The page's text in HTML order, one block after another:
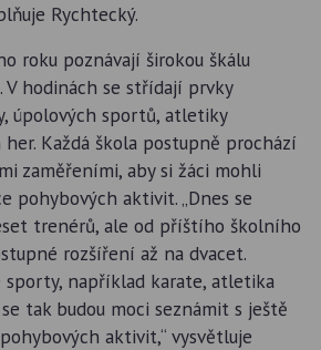
Rychtecký.
roku poznávají širokou škálu
hodinách se střídají prvky
úpolových sportů, atletiky
Každá škola postupně prochází
zaměřeními, aby si žáci mohli
pohybových aktivit. „Dnes se
trenérů, ale od příštího školního
rozšíření až na dvacet.
sporty, například karate, atletika
tak budou moci seznámit s ještě
aktivit,“ vysvětluje